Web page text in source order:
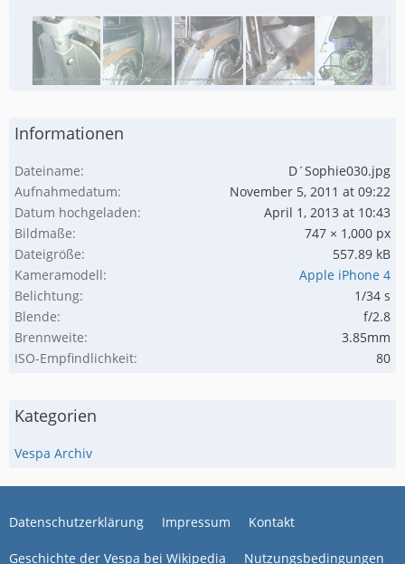
Informationen
Dateiname
D´Sophie030.jpg
Aufnahmedatum
November 5, 2011 at 09:22
Datum hochgeladen
April 1, 2013 at 10:43
Bildmaße
747 × 1,000 px
Dateigröße
557.89 kB
Kameramodell
Apple iPhone 4
Belichtung
1/34 s
Blende
f/2.8
Brennweite
3.85mm
ISO-Empfindlichkeit
80
Kategorien
Vespa Archiv
Datenschutzerklärung Impressum Kontakt
Geschichte der Vespa bei Wikipedia Nutzungsbedingungen